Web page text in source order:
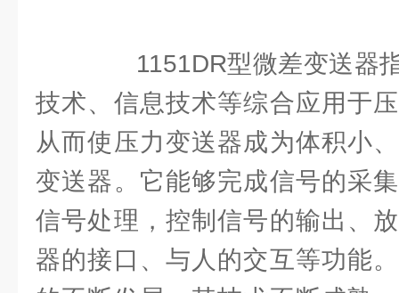
1151DR型微差变送器
技术、信息技术等综合应用于
从而使压力变送器成为体积小
变送器。它能够完成信号的采
信号处理，控制信号的输出、
器的接口、与人的交互等功能